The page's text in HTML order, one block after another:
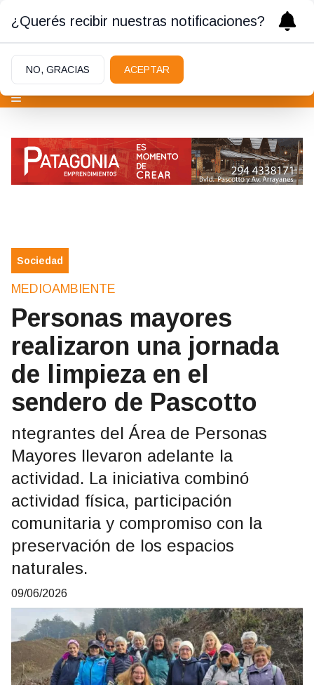
Sociedad
MEDIOAMBIENTE
Personas mayores
realizaron una jornada
de limpieza en el
sendero de Pascotto
ntegrantes del Área de Personas
Mayores llevaron adelante la
actividad. La iniciativa combinó
actividad física, participación
comunitaria y compromiso con la
preservación de los espacios
naturales.
09/06/2026
¿Querés recibir nuestras notificaciones?
NO, GRACIAS ACEPTAR